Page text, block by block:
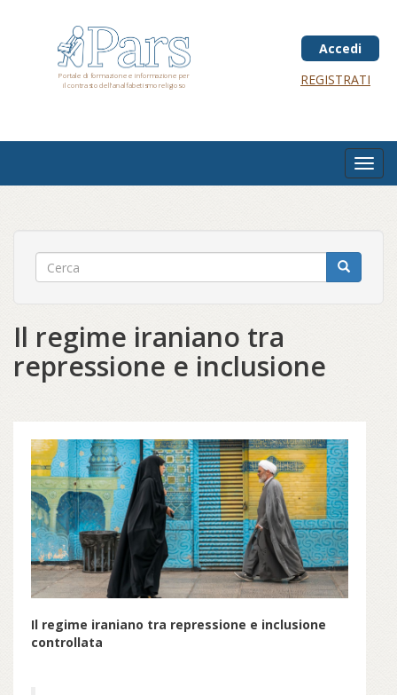
contenuto
Portale di formazione e informazione per
il contrasto dell'analfabetismo religioso
Accedi
REGISTRATI
Il regime iraniano tra
repressione e inclusione
Il regime iraniano tra repressione e inclusione
controllata